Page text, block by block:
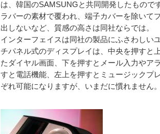
は、韓国のSAMSUNGと共同開発したもので
ラバーの素材で覆われ、端子カバーを除いて
出しないなど、質感の高さは同社ならでは。
インターフェイスは同社の製品にふさわしい
チパネル式のディスプレイは、中央を押すと
たダイヤル画面、下を押すとメール入力やア
すと電話機能、左上を押すとミュージックプ
ぞれ可能になりますが、いまだに慣れません